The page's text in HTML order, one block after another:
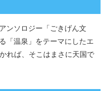
ンソロジー「ごきげん文
「温泉」をテーマにしたエ
れば、そこはまさに天国で